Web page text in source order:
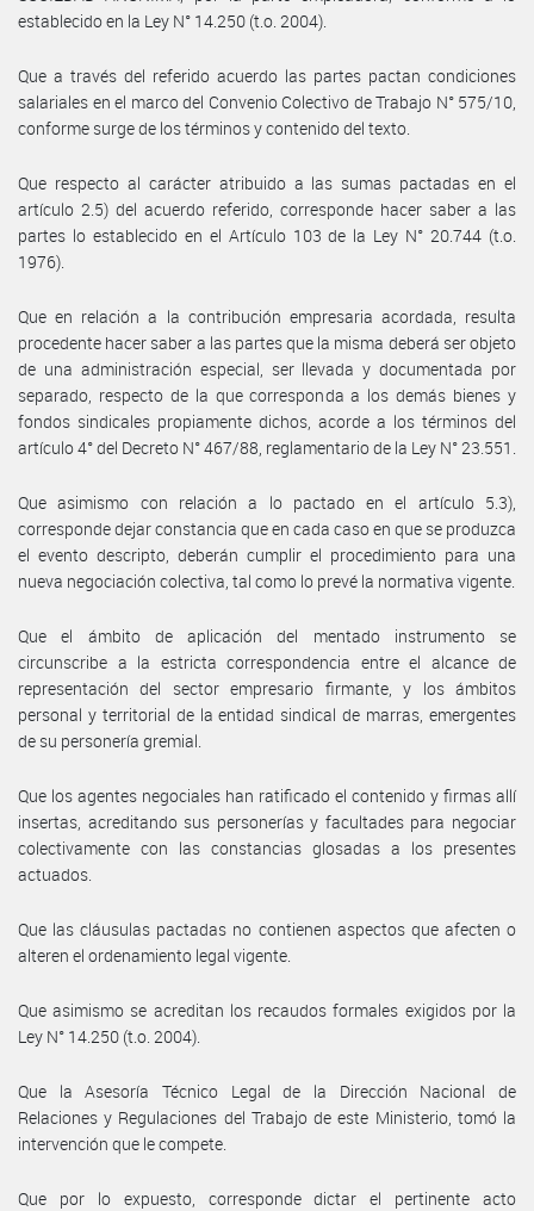
establecido en la Ley N° 14.250 (t.o. 2004).
Que a través del referido acuerdo las partes pactan condiciones
salariales en el marco del Convenio Colectivo de Trabajo N° 575/10,
conforme surge de los términos y contenido del texto.
Que respecto al carácter atribuido a las sumas pactadas en el
artículo 2.5) del acuerdo referido, corresponde hacer saber a las
partes lo establecido en el Artículo 103 de la Ley N° 20.744 (t.o.
1976).
Que en relación a la contribución empresaria acordada, resulta
procedente hacer saber a las partes que la misma deberá ser objeto
de una administración especial, ser llevada y documentada por
separado, respecto de la que corresponda a los demás bienes y
fondos sindicales propiamente dichos, acorde a los términos del
artículo 4° del Decreto N° 467/88, reglamentario de la Ley N° 23.551.
Que asimismo con relación a lo pactado en el artículo 5.3),
corresponde dejar constancia que en cada caso en que se produzca
el evento descripto, deberán cumplir el procedimiento para una
nueva negociación colectiva, tal como lo prevé la normativa vigente.
Que el ámbito de aplicación del mentado instrumento se
circunscribe a la estricta correspondencia entre el alcance de
representación del sector empresario firmante, y los ámbitos
personal y territorial de la entidad sindical de marras, emergentes
de su personería gremial.
Que los agentes negociales han ratificado el contenido y firmas allí
insertas, acreditando sus personerías y facultades para negociar
colectivamente con las constancias glosadas a los presentes
actuados.
Que las cláusulas pactadas no contienen aspectos que afecten o
alteren el ordenamiento legal vigente.
Que asimismo se acreditan los recaudos formales exigidos por la
Ley N° 14.250 (t.o. 2004).
Que la Asesoría Técnico Legal de la Dirección Nacional de
Relaciones y Regulaciones del Trabajo de este Ministerio, tomó la
intervención que le compete.
Que por lo expuesto, corresponde dictar el pertinente acto